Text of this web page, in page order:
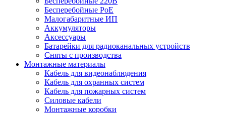
Бесперебойные PoE
Малогабаритные ИП
Аккумуляторы
Аксессуары
Батарейки для радиоканальных устройств
Сняты с производства
Монтажные материалы
Кабель для видеонаблюдения
Кабель для охранных систем
Кабель для пожарных систем
Силовые кабели
Монтажные коробки